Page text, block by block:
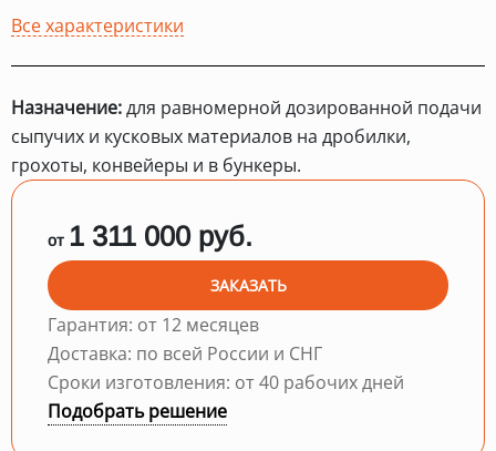
Все характеристики
Назначение:для равномерной дозированной подачи
сыпучих и кусковых материалов на дробилки,
грохоты, конвейеры и в бункеры.
от 1 311 000 руб.
ЗАКАЗАТЬ
Гарантия: от 12 месяцев
Доставка: по всей России и СНГ
Сроки изготовления: от 40 рабочих дней
Подобрать решение